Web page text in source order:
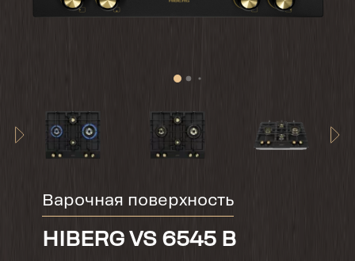
Варочная поверхность
HIBERG VS 6545 B